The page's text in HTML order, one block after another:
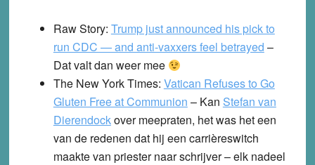
Raw Story: Trump just announced his pick to
run CDC — and anti-vaxxers feel betrayed –
Dat valt dan weer mee
The New York Times: Vatican Refuses to Go
Gluten Free at Communion – Kan Stefan van
Dierendockover meepraten, het was het een
van de redenen dat hij een carrièreswitch
maakte van priester naar schrijver – elk nadeel